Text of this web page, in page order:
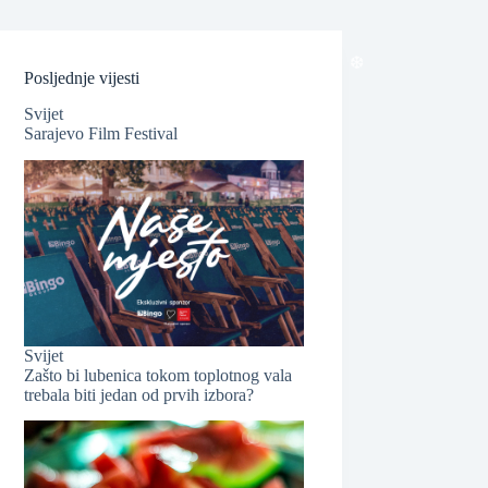
Posljednje vijesti
Svijet
Sarajevo Film Festival
Svijet
Zašto bi lubenica tokom toplotnog vala
trebala biti jedan od prvih izbora?